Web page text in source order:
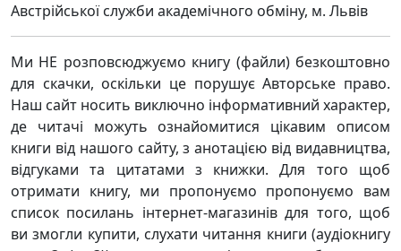
Австрійської служби академічного обміну, м. Львів
Ми НЕ розповсюджуємо книгу (файли) безкоштовно
для скачки, оскільки це порушує Авторське право.
Наш сайт носить виключно інформативний характер,
де читачі можуть ознайомитися цікавим описом
книги від нашого сайту, з анотацією від видавництва,
відгуками та цитатами з книжки. Для того щоб
отримати книгу, ми пропонуємо пропонуємо вам
список посилань інтернет-магазинів для того, щоб
ви змогли купити, слухати читання книги (аудіокнигу